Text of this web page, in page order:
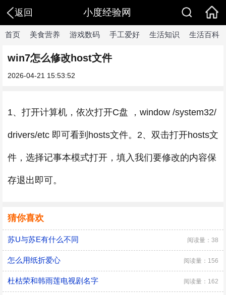
返回 小度经验网
首页 美食营养 游戏数码 手工爱好 生活知识 生活百科
win7怎么修改host文件
2026-04-21 15:53:52
1、打开计算机，依次打开C盘 ，window /system32/
drivers/etc 即可看到hosts文件。2、双击打开hosts文
件，选择记事本模式打开，填入我们要修改的内容保
存退出即可。
猜你喜欢
苏U与苏E有什么不同 阅读量：38
怎么用纸折爱心 阅读量：156
杜枯荣和韩雨莲电视剧名字 阅读量：162